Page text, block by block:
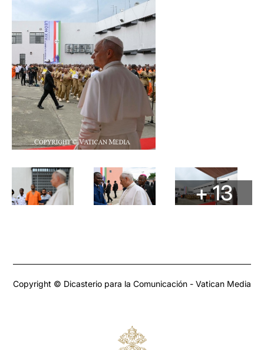
+ 13
Copyright © Dicasterio para la Comunicación - Vatican Media